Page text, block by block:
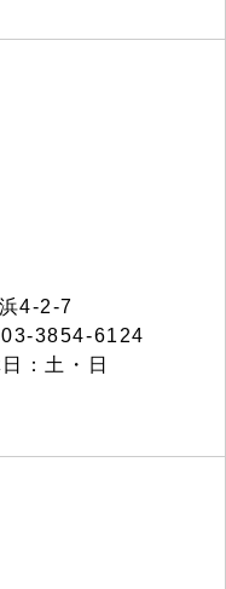
4-2-7
3854-6124
：土・日